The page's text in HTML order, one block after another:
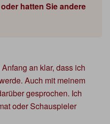
hatten Sie andere
an klar, dass ich
Auch mit meinem
gesprochen. Ich
oder Schauspieler